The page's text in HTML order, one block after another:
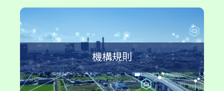
機構規則